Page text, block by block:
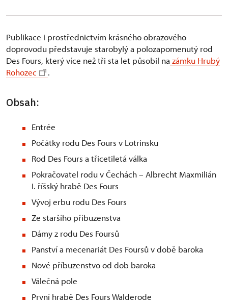
Publikace i prostřednictvím krásného obrazového
doprovodu představuje starobylý a polozapomenutý rod
Des Fours, který více než tři sta let působil na zámku Hrubý
Rohozec
.
Obsah:
Entrée
Počátky rodu Des Fours v Lotrinsku
Rod Des Fours a třicetiletá válka
Pokračovatel rodu v Čechách – Albrecht Maxmilián
I. říšský hrabě Des Fours
Vývoj erbu rodu Des Fours
Ze staršího příbuzenstva
Dámy z rodu Des Foursů
Panství a mecenariát Des Foursů v době baroka
Nové příbuzenstvo od dob baroka
Válečná pole
První hrabě Des Fours Walderode